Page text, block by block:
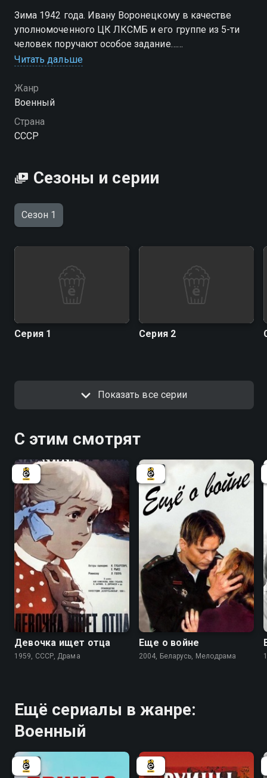
Зима 1942 года. Ивану Воронецкому в качестве
уполномоченного ЦК ЛКСМБ и его группе из 5-ти
человек поручают особое задание…
нас вы можете совершенно бесплатно в хорошем
HD качестве на Смотрёшке
Читать дальше
Жанр
Военный
Страна
СССР
Сезоны и серии
Сезон 1
Серия 1 Серия 2
Показать все серии
С этим смотрят
7.3
Девочка ищет отца
1959, СССР, Драма
6.1
Еще о войне
2004, Беларусь, Мелодрама
Ещё сериалы в жанре:
Военный